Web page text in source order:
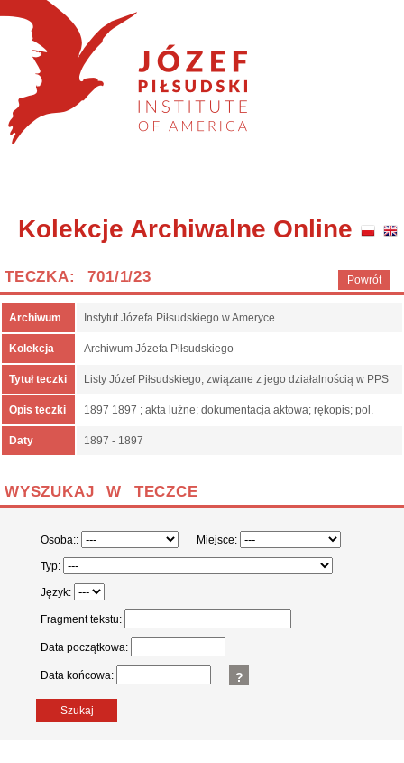
Kolekcje Archiwalne Online
Powrót
TECZKA: 701/1/23
Archiwum Instytut Józefa Piłsudskiego w Ameryce
Kolekcja Archiwum Józefa Piłsudskiego
Tytuł teczki Listy Józef Piłsudskiego, związane z jego działalnością w PPS
Opis teczki 1897 1897 ; akta luźne; dokumentacja aktowa; rękopis; pol.
Daty 1897 - 1897
WYSZUKAJ W TECZCE
Osoba:: Miejsce:
Typ:
Język:
Fragment tekstu:
Data początkowa:
Data końcowa: ?
Szukaj